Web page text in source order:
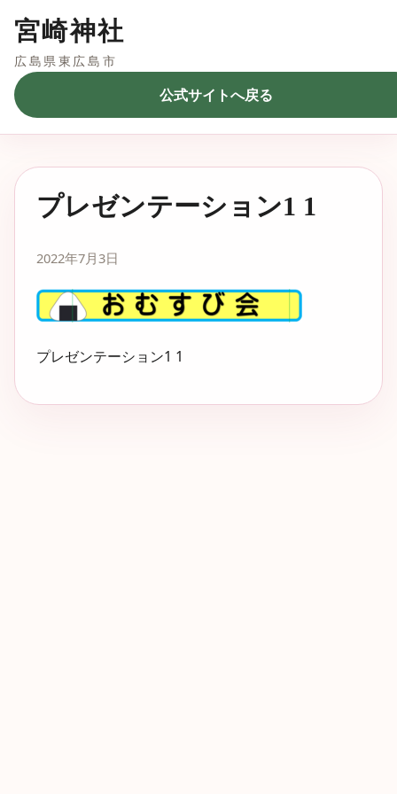
宮崎神社
広島県東広島市
公式サイトへ戻る
プレゼンテーション1 1
2022年7月3日
プレゼンテーション1 1